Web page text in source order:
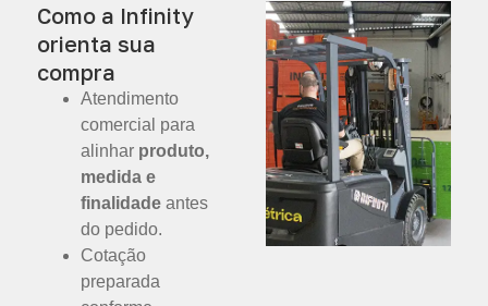
Como a Infinity
orienta sua
compra
Atendimento
comercial para
alinhar produto,
medida e
finalidade antes
do pedido.
Cotação
preparada